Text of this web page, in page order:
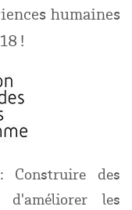
humaines
!
Construire des
les